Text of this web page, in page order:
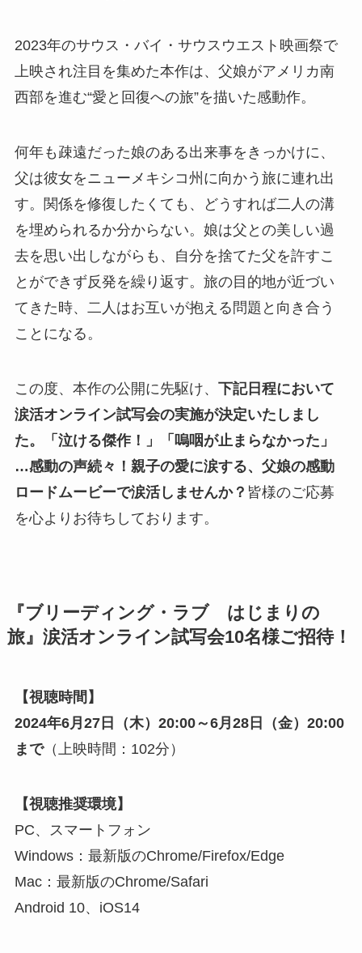
2023年のサウス・バイ・サウスウエスト映画祭で
上映され注目を集めた本作は、父娘がアメリカ南
西部を進む“愛と回復への旅”を描いた感動作。
何年も疎遠だった娘のある出来事をきっかけに、
父は彼女をニューメキシコ州に向かう旅に連れ出
す。関係を修復したくても、どうすれば二人の溝
を埋められるか分からない。娘は父との美しい過
去を思い出しながらも、自分を捨てた父を許すこ
とができず反発を繰り返す。旅の目的地が近づい
てきた時、二人はお互いが抱える問題と向き合う
ことになる。
この度、本作の公開に先駆け、 下記日程において
涙活オンライン試写会の実施が決定いたしまし
た。「泣ける傑作！」「嗚咽が止まらなかった」
…感動の声続々！親子の愛に涙する、父娘の感動
ロードムービーで涙活しませんか？ 皆様のご応募
を心よりお待ちしております。
『ブリーディング・ラブ はじまりの
旅』 涙活オンライン試写会10名様ご招待！
【視聴時間】
2024年6月27日（木）20:00～6月28日（金）20:00
まで（上映時間：102分）
【視聴推奨環境】
PC、スマートフォン
Windows：最新版のChrome/Firefox/Edge
Mac：最新版のChrome/Safari
Android 10、iOS14